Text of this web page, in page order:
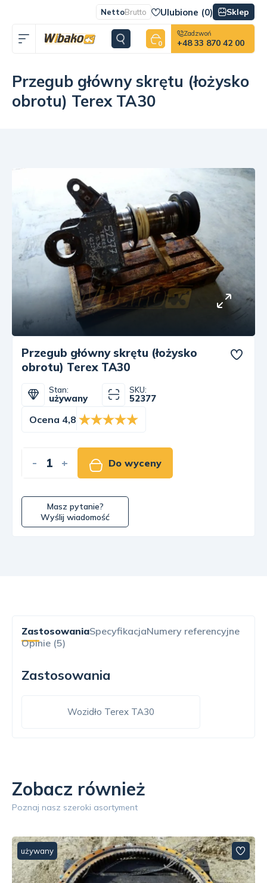
NettoBrutto Ulubione (0) Sklep
0
Zadzwoń
+48 33 870 42 00
Przegub główny skrętu (łożysko
obrotu) Terex TA30
Przegub główny skrętu (łożysko
obrotu) Terex TA30
Stan:
używany
SKU:
52377
Ocena 4,8
- + Do wyceny
Masz pytanie?
Wyślij wiadomość
ZastosowaniaSpecyfikacjaNumery referencyjne
Opinie (5)
Zastosowania
Wozidło Terex TA30
Zobacz również
Poznaj nasz szeroki asortyment
używany